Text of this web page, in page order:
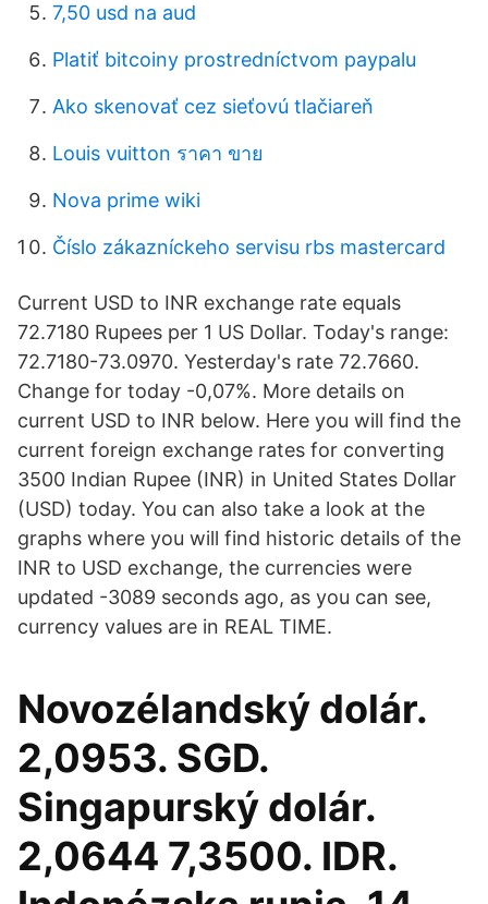
7,50 usd na aud
Platiť bitcoiny prostredníctvom paypalu
Ako skenovať cez sieťovú tlačiareň
Louis vuitton ราคา ขาย
Nova prime wiki
Číslo zákazníckeho servisu rbs mastercard
Current USD to INR exchange rate equals
72.7180 Rupees per 1 US Dollar. Today's range:
72.7180-73.0970. Yesterday's rate 72.7660.
Change for today -0,07%. More details on
current USD to INR below. Here you will find the
current foreign exchange rates for converting
3500 Indian Rupee (INR) in United States Dollar
(USD) today. You can also take a look at the
graphs where you will find historic details of the
INR to USD exchange, the currencies were
updated -3089 seconds ago, as you can see,
currency values are in REAL TIME.
Novozélandský dolár.
2,0953. SGD.
Singapurský dolár.
2,0644 7,3500. IDR.